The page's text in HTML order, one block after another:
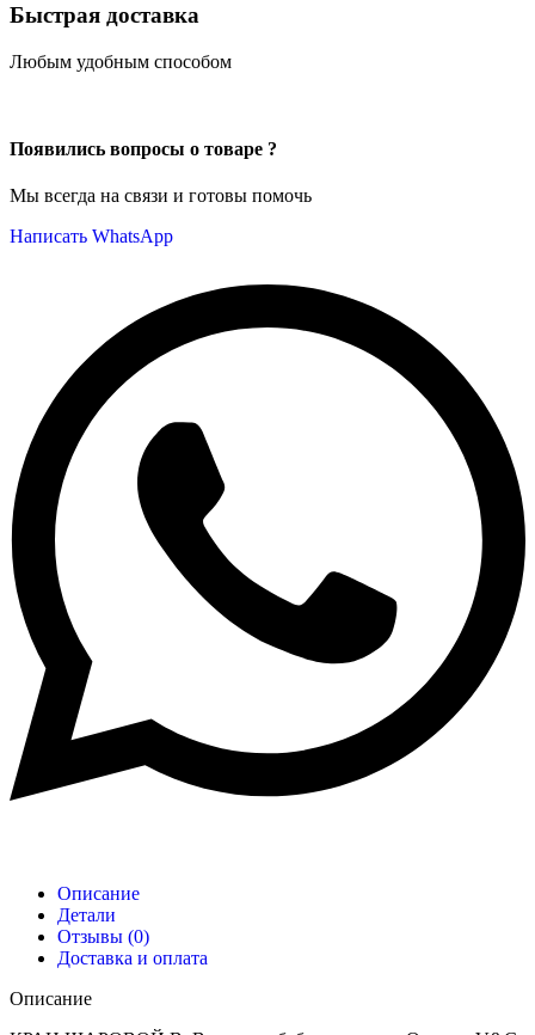
Быстрая доставка
Любым удобным способом
Появились вопросы о товаре ?
Мы всегда на связи и готовы помочь
Написать WhatsApp
Описание
Детали
Отзывы (0)
Доставка и оплата
Описание